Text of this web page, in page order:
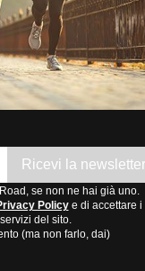
Ricevi la newsletter
se non ne hai già uno.
Policye di accettare i
del sito.
(ma non farlo, dai)